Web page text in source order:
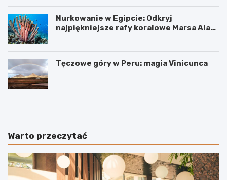
Nurkowanie w Egipcie: Odkryj
najpiękniejsze rafy koralowe Marsa Alam
Tęczowe góry w Peru: magia Vinicunca
T
i
e
w
i
e
S
a
–
n
i
e
Warto przeczytać